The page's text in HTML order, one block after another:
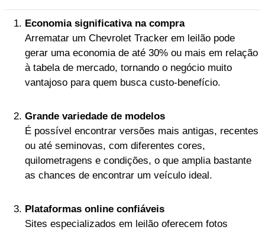
Economia significativa na compra
Arrematar um Chevrolet Tracker em leilão pode
gerar uma economia de até 30% ou mais em relação
à tabela de mercado, tornando o negócio muito
vantajoso para quem busca custo-benefício.
Grande variedade de modelos
É possível encontrar versões mais antigas, recentes
ou até seminovas, com diferentes cores,
quilometragens e condições, o que amplia bastante
as chances de encontrar um veículo ideal.
Plataformas online confiáveis
Sites especializados em leilão oferecem fotos